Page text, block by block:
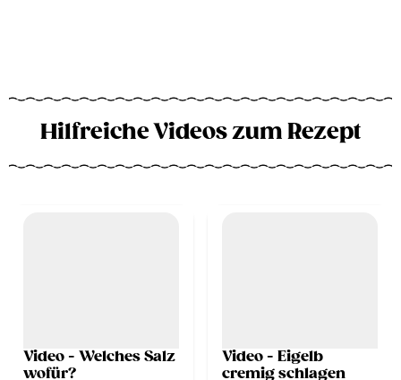
Hilfreiche Videos zum Rezept
Video - Welches Salz
wofür?
Video - Eigelb
cremig schlagen